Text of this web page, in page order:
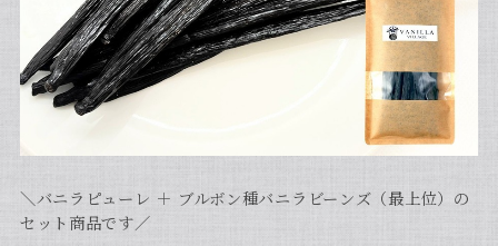
＼バニラピューレ ＋ ブルボン種バニラビーンズ（最上位）の
セット商品です／